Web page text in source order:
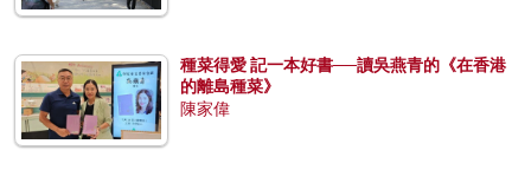
種菜得愛 記一本好書──讀吳燕青的《在香港
的離島種菜》
陳家偉